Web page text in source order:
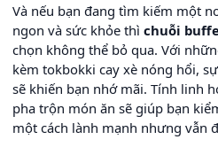
Và nếu bạn đang tìm kiếm một
ngon và sức khỏe thì chuỗi
chọn không thể bỏ qua. Với
kèm tokbokki cay xè nóng hổi,
sẽ khiến bạn nhớ mãi. Tính linh
pha trộn món ăn sẽ giúp bạn
một cách lành mạnh nhưng vẫn